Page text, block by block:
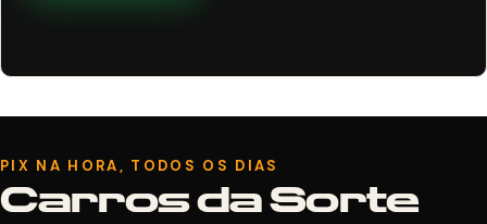
PIX NA HORA, TODOS OS DIAS
Carros da Sorte